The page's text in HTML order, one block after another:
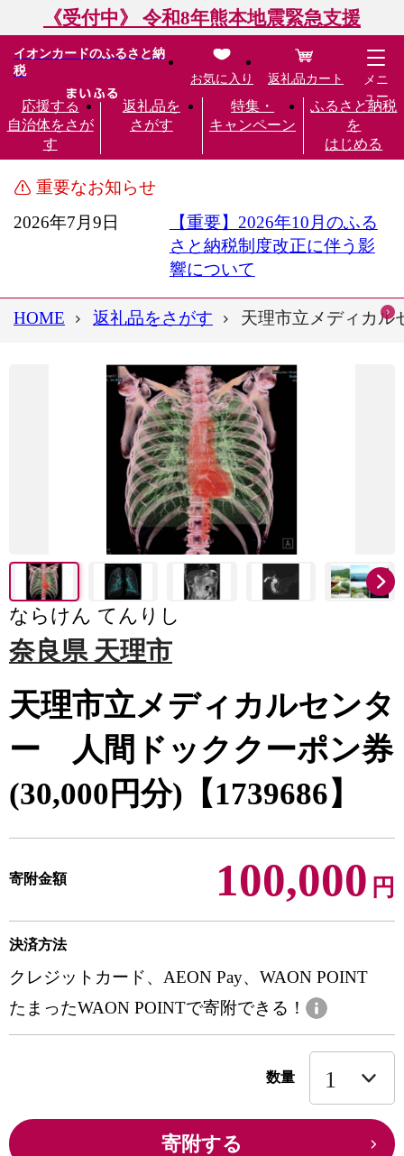
《受付中》 令和8年熊本地震緊急支援
イオンカードのふるさと納
税
応援する
自治体をさが
す
返礼品を
さがす
特集・
キャンペーン
ふるさと納税
を
はじめる
お気に入り 返礼品カート
メニ
ュー
重要なお知らせ
2026年7月9日
【重要】2026年10月のふる
さと納税制度改正に伴う影
響について
HOME 返礼品をさがす 天理市立メディカル
ならけん てんりし
奈良県 天理市
天理市立メディカルセンタ
ー 人間ドッククーポン券
(30,000円分)【1739686】
寄附金額 100,000 円
決済方法
クレジットカード、AEON Pay、WAON POINT
たまったWAON POINTで寄附できる！
数量
寄附する